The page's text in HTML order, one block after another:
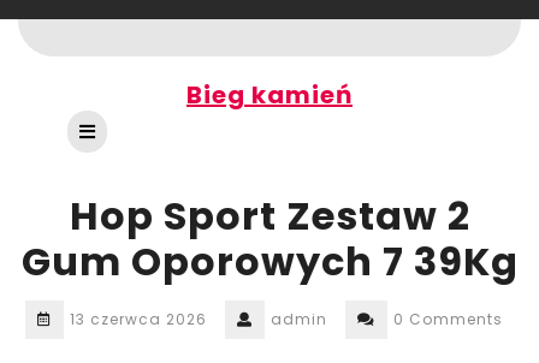
to
content
Bieg kamień
Open
Button
Hop Sport Zestaw 2
Gum Oporowych 7 39Kg
13 czerwca 2026 admin 0 Comments